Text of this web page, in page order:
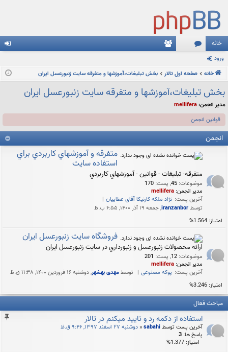
خانه
م
ن
ها
ضا
د
ورود
خانه
صفحه اول تالار بخش تبليغات،آموزشها و متفرقه سايت زنبورعسل ايران
بخش تبليغات،آموزشها و متفرقه سايت زنبورعسل ايران
مدیر انجمن: mellifera
قوانین انجمن
انجمن
متفرقه و آموزشهاي كاربردي براي
استفاده سايت
متفرقه- تبلیغات - قوانین - آموزشهاي كاربردي
موضوعات:
45
, پست:
170
مدیر انجمن: mellifera
آخرین پست: نژاد ملکه کارنیکا آقای عطاییان
توسطiranzanbor, جمعه ۱۹ آذر ۱۴۰۰, ۶:۵۵ ب.ظ
امتیاز: 1.564%
فروشگاه سايت زنبورعسل ايران
ارائه محصولات زنبورعسل و زنبورداري در سايت زنبورعسل ايران
موضوعات:
12
, پست:
201
مدیر انجمن: mellifera
آخرین پست: پوکه مصنوعی توسطمهدی بهشهر, دوشنبه ۱۶ فروردین ۱۴۰۰, ۱۱:۳۸ ق.ظ
امتیاز: 3.246%
مباحث فعال
استفاده از دكمه رد و تاييد ميكنم در تالار
آخرین پست توسطsabahi
«دوشنبه ۲۷ اسفند ۱۳۹۷, ۹:۴۶ ق.ظ
پاسخ ها: 3
امتیاز: 1.377%